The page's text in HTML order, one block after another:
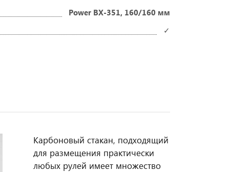
Power BX-351, 160/160 мм
✓
Карбоновый стакан, подходящий
для размещения практически
любых рулей имеет множество